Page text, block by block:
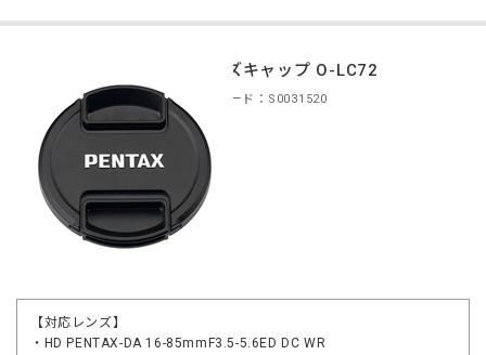
レンズキャップ O-LC72
商品コード：S0031520
【対応レンズ】
・HD PENTAX-DA 16-85mmF3.5-5.6ED DC WR